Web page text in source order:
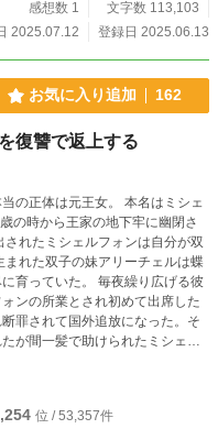
感想数 1
文字数 113,103
2025.07.12
登録日 2025.06.13
お気に入り追加 162
復讐で返上する
の正体は元王女。 本名はミシェ
の時から王家の地下牢に幽閉さ
れたミシェルフォンは自分が双
れた双子の妹アリーチェルは蝶
育っていた。 毎夜繰り広げる彼
ンの所業とされ初めて出席した
罪されて国外追放になった。そ
が間一髪で助けられたミシェル
な生活を送っていたメープル(ミ
伸びる。 メープル(ミシェルフ
は彼女の大切な人達だった。
フォンは復讐へと立ち上がる！
位 / 53,357件